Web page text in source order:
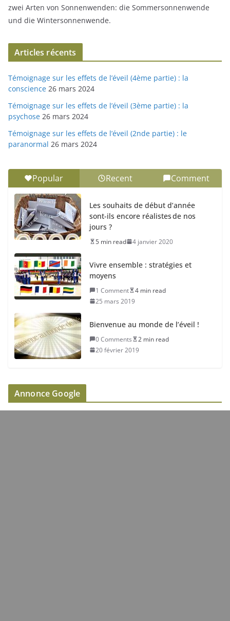
zwei Arten von Sonnenwenden: die Sommersonnenwende
und die Wintersonnenwende.
Articles récents
Témoignage sur les effets de l’éveil (4ème partie) : la
conscience 26 mars 2024
Témoignage sur les effets de l’éveil (3ème partie) : la
psychose 26 mars 2024
Témoignage sur les effets de l’éveil (2nde partie) : le
paranormal 26 mars 2024
Popular Recent Comment
Les souhaits de début d’année
sont-ils encore réalistes de nos
jours ?
5 min read 4 janvier 2020
Vivre ensemble : stratégies et
moyens
1 Comment
4 min read
25 mars 2019
Bienvenue au monde de l’éveil !
0 Comments
2 min read
20 février 2019
Annonce Google